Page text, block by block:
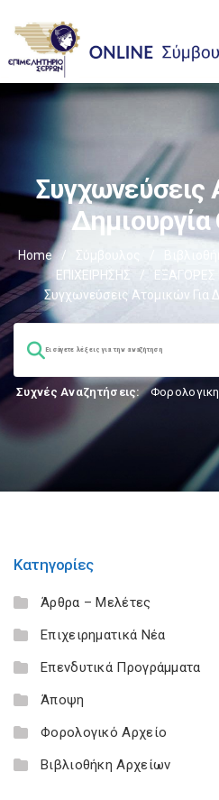
Συγχωνεύσεις
Home / Σύμβουλος
ΕΠΙΧΕIΡΗΣΗΣ
/ EΞΑΓΟΡΕΣ
Συγχωνεύσεις Ατομικών Για
Συχνές Αναζητήσεις:
Κατηγορίες
Άρθρα – Μελέτες
Επιχειρηματικά Νέα
Επενδυτικά Προγράμματα
Άποψη
Φορολογικό Αρχείο
Βιβλιοθήκη Αρχείων